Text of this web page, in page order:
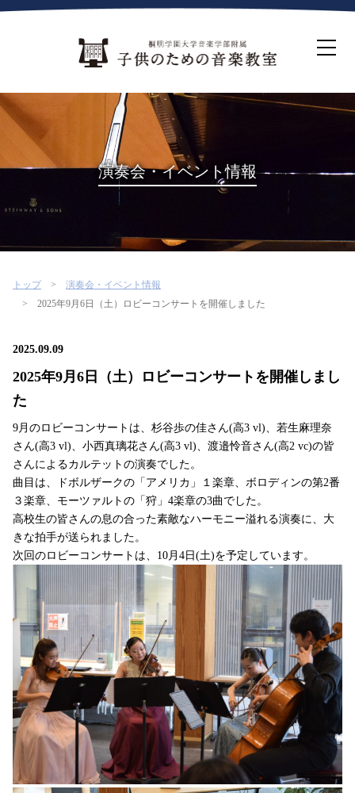
ホーム
生徒募集について
教室案内
コース紹介
概要・沿革
桐朋を選ぶ理由
インタビュー・コラム
よくある質問
演奏会・イベント情報
トップ
演奏会・イベント情報
2025年9月6日（土）ロビーコンサートを開催しました
2025.09.09
2025年9月6日（土）ロビーコンサートを開催しまし
た
9月のロビーコンサートは、杉谷歩の佳さん(高3 vl)、若生麻理奈
さん(高3 vl)、小西真璃花さん(高3 vl)、渡邉怜音さん(高2 vc)の皆
さんによるカルテットの演奏でした。
曲目は、ドボルザークの「アメリカ」１楽章、ボロディンの第2番
３楽章、モーツァルトの「狩」4楽章の3曲でした。
高校生の皆さんの息の合った素敵なハーモニー溢れる演奏に、大
きな拍手が送られました。
次回のロビーコンサートは、10月4日(土)を予定しています。